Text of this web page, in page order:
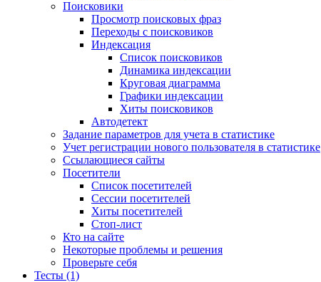
Поисковики
Просмотр поисковых фраз
Переходы с поисковиков
Индексация
Список поисковиков
Динамика индексации
Круговая диаграмма
Графики индексации
Хиты поисковиков
Автодетект
Задание параметров для учета в статистике
Учет регистрации нового пользователя в статистике
Ссылающиеся сайты
Посетители
Список посетителей
Сессии посетителей
Хиты посетителей
Стоп-лист
Кто на сайте
Некоторые проблемы и решения
Проверьте себя
Тесты (1)